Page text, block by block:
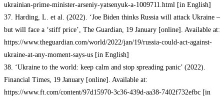
ukrainian-prime-minister-arseniy-yatsenyuk-a-1009711.html [in English]
37. Harding, L. et al. (2022). ‘Joe Biden thinks Russia will attack Ukraine –
but will face a ‘stiff price’, The Guardian, 19 January [online]. Available at:
https://www.theguardian.com/world/2022/jan/19/russia-could-act-against-
ukraine-at-any-moment-says-us [in English]
38. ‘Ukraine to the world: keep calm and stop spreading panic’ (2022).
Financial Times, 19 January [online]. Available at:
https://www.ft.com/content/97d15970-3c36-439d-aa38-7402f732efbc [in